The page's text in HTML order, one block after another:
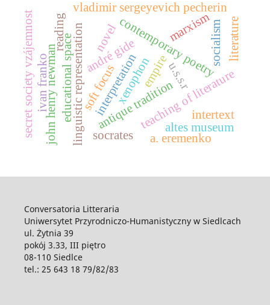
teaching of literature
contemporary poetry
interpretation
linguistic representationandré gide
u.s.s.r
educational space
vladimir sergeyevich pecherin
antique tradition
xenophon
socrates
altes museum
john henry newman
ivan franko
socialism
marxism
secret society vzájemnost a. eremenko
intertext
soft focus empire
novel literature
reading
Conversatoria Litteraria
Uniwersytet Przyrodniczo-Humanistyczny w Siedlcach
ul. Żytnia 39
pokój 3.33, III piętro
08-110 Siedlce
tel.: 25 643 18 79/82/83